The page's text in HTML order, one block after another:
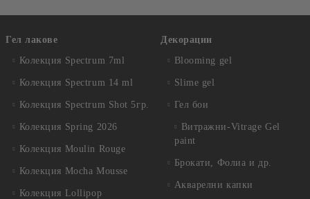
Гел лакове
Колекция Spectrum 7ml
Колекция Spectrum 14 ml
Колекция Spectrum Shot 5гр.
Колекция Spring 2026
Колекция Moulin Rouge
Колекция Mocha Mousse
Колекция Lollipop
Декорации
Blooming gel
Slime gel
Гел бои
Витражни-Vitrage Gel
paint
Брокати, Фолиа и др.
Акварелни капки